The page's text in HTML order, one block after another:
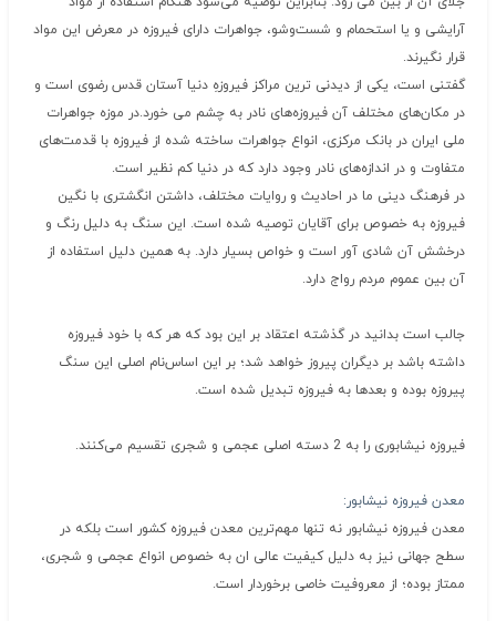
آرایشی‌ و یا استحمام‌ و شست‌وشو، جواهرات‌ دارای‌ فیروزه‌ در معرض‌ این‌ مواد
قرار نگیرند.
گفتنی‌ است، یکی‌ از دیدنی ‌ترین‌ مراکز فیروزهِ دنیا آستان‌ قدس‌ رضوی‌ است‌ و
در مکان‌های‌ مختلف‌ آن‌ فیروزه‌های‌ نادر به‌ چشم‌ می‌ خورد.در موزه‌ جواهرات‌
ملی‌ ایران‌ در بانک‌ مرکزی، انواع‌ جواهرات‌ ساخته‌ شده‌ از فیروزه‌ با قدمت‌های‌
متفاوت‌ و در اندازه‌های‌ نادر وجود دارد که‌ در دنیا کم ‌نظیر است.
در فرهنگ‌ دینی‌ ما در احادیث‌ و روایات‌ مختلف،‌ داشتن‌ انگشتری‌ با نگین‌
فیروزه‌ به ‌خصوص‌ برای‌ آقایان‌ توصیه‌ شده‌ است. این‌ سنگ‌ به‌ دلیل‌ رنگ‌ و
درخشش‌ آن‌ شادی ‌آور است‌ و خواص‌ بسیار دارد. به‌ همین‌ دلیل‌ استفاده‌ از
آن‌ بین‌ عموم‌ مردم‌ رواج‌ دارد.
جالب‌ است‌ بدانید در گذشته‌ اعتقاد بر این‌ بود که‌ هر که‌ با خود فیروزه‌
داشته‌ باشد بر دیگران‌ پیروز خواهد شد؛ بر این‌ اساس‌نام‌ اصلی‌ این‌ سنگ‌
پیروزه‌ بوده‌ و بعدها به‌ فیروزه‌ تبدیل‌ شده‌ است.
فیروزه نیشابوری را به 2 دسته اصلی عجمی و شجری تقسیم می‌کنند.
معدن فیروزه نیشابور:
معدن فیروزه نیشابور نه تنها مهم‌ترین معدن فیروزه کشور است بلکه در
سطح جهانی نیز به دلیل کیفیت عالی ان به خصوص انواع عجمی و شجری،
ممتاز بوده؛ از معروفیت خاصی برخوردار است.